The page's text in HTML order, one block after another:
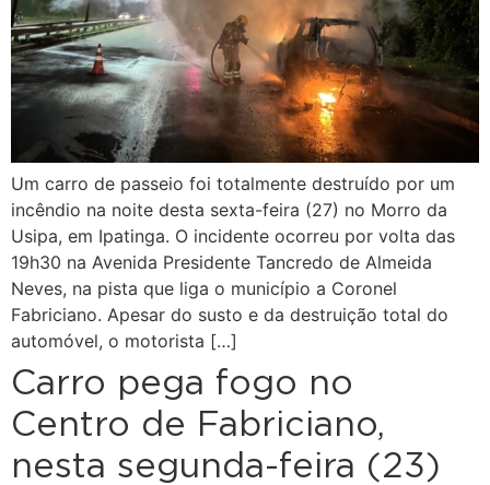
Um carro de passeio foi totalmente destruído por um
incêndio na noite desta sexta-feira (27) no Morro da
Usipa, em Ipatinga. O incidente ocorreu por volta das
19h30 na Avenida Presidente Tancredo de Almeida
Neves, na pista que liga o município a Coronel
Fabriciano. Apesar do susto e da destruição total do
automóvel, o motorista […]
Carro pega fogo no
Centro de Fabriciano,
nesta segunda-feira (23)